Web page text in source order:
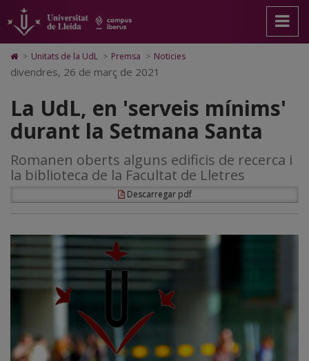
La
UdL,
en
'serveis
mínims'
durant
la
Setmana
pàgina
principal.
Universitat
Lleida
contingut
principal
Mapa
Web.
Universitat
Cerca
Accessibilitat.
Universitat
Lleida
Icono
de
Home
a
la
página
inicio
> Unitats de la UdL > Premsa > Noticies
divendres, 26 de març de 2021
La UdL, en 'serveis mínims'
durant la Setmana Santa
Romanen oberts alguns edificis de recerca i
la biblioteca de la Facultat de Lletres
Descarregar pdf